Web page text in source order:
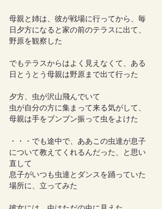
母親と姉は、彼が戦場に行ってから、毎
日夕方になると家の前のテラスに出て、
野原を観察した
でもテラスからはよく見えなくて、ある
日とうとう母親は野原まで出て行った
夕方、虫が沢山飛んでいて
虫が自分の方に集まって来る気がして、
母親は手をブンブン振って虫をよけた
・・・でも途中で、ああこの虫達が息子
について教えてくれるんだった、と思い
直して
息子がいつも虫達とダンスを踊っていた
場所に、立ってみた